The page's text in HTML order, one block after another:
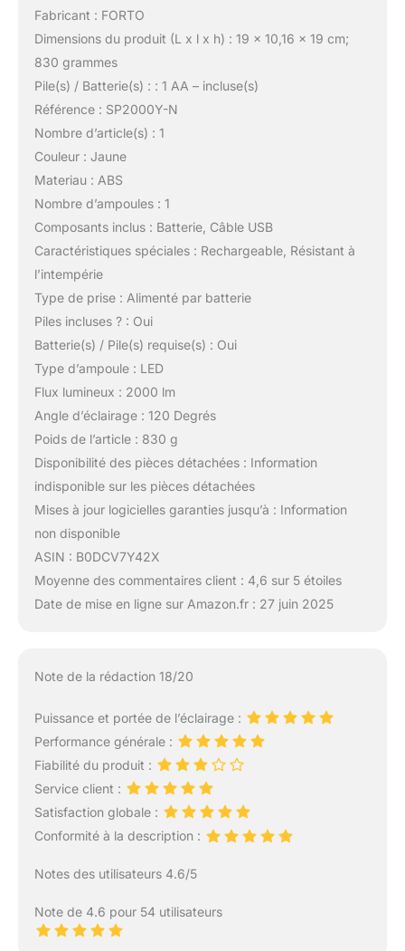
Fabricant : FORTO
Dimensions du produit (L x l x h) : 19 x 10,16 x 19 cm;
830 grammes
Pile(s) / Batterie(s) : : 1 AA – incluse(s)
Référence : SP2000Y-N
Nombre d’article(s) : 1
Couleur : Jaune
Materiau : ABS
Nombre d’ampoules : 1
Composants inclus : Batterie, Câble USB
Caractéristiques spéciales : Rechargeable, Résistant à
l’intempérie
Type de prise : Alimenté par batterie
Piles incluses ? : Oui
Batterie(s) / Pile(s) requise(s) : Oui
Type d’ampoule : LED
Flux lumineux : 2000 lm
Angle d’éclairage : 120 Degrés
Poids de l’article : 830 g
Disponibilité des pièces détachées : Information
indisponible sur les pièces détachées
Mises à jour logicielles garanties jusqu’à : Information
non disponible
ASIN : B0DCV7Y42X
Moyenne des commentaires client : 4,6 sur 5 étoiles
Date de mise en ligne sur Amazon.fr : 27 juin 2025
Note de la rédaction 18/20
Puissance et portée de l’éclairage :
Performance générale :
Fiabilité du produit :
Service client :
Satisfaction globale :
Conformité à la description :
Notes des utilisateurs 4.6/5
Note de 4.6 pour 54 utilisateurs